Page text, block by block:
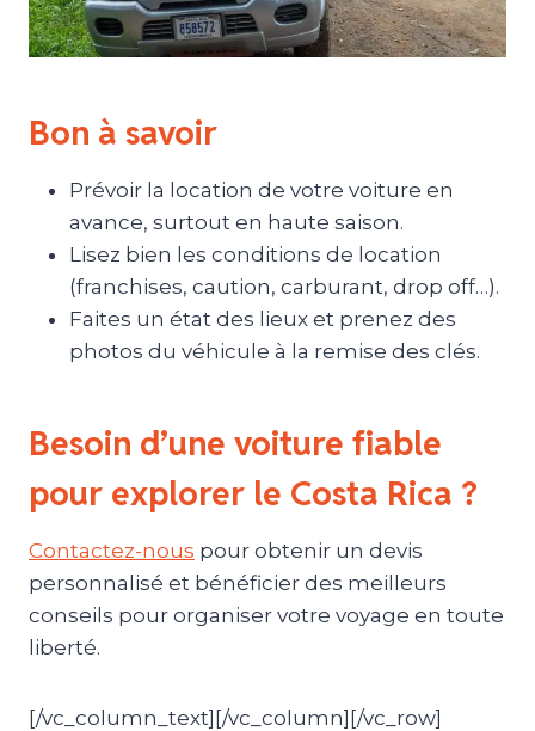
Bon à savoir
Prévoir la location de votre voiture en
avance, surtout en haute saison.
Lisez bien les conditions de location
(franchises, caution, carburant, drop off…).
Faites un état des lieux et prenez des
photos du véhicule à la remise des clés.
Besoin d’une voiture fiable
pour explorer le Costa Rica ?
Contactez-nous pour obtenir un devis
personnalisé et bénéficier des meilleurs
conseils pour organiser votre voyage en toute
liberté.
[/vc_column_text][/vc_column][/vc_row]